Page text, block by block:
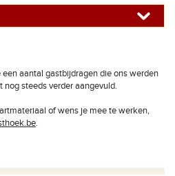
aantal gastbijdragen die ons werden
steeds verder aangevuld.
of wens je mee te werken,
.